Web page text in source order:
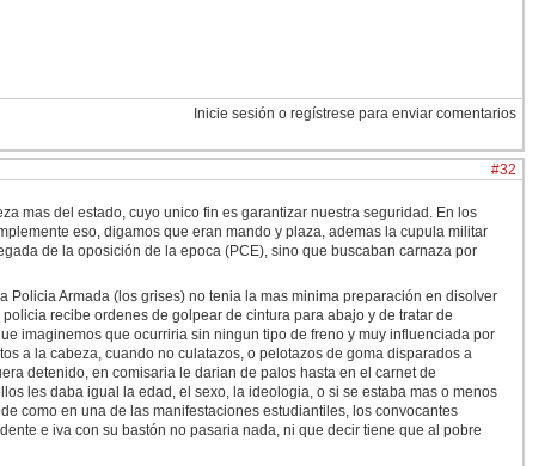
Inicie sesión o regístrese para enviar comentarios
#32
mas del estado, cuyo unico fin es garantizar nuestra seguridad. En los
eso, digamos que eran mando y plaza, ademas la cupula militar
de la oposición de la epoca (PCE), sino que buscaban carnaza por
Armada (los grises) no tenia la mas minima preparación en disolver
recibe ordenes de golpear de cintura para abajo y de tratar de
imaginemos que ocurriria sin ningun tipo de freno y muy influenciada por
a la cabeza, cuando no culatazos, o pelotazos de goma disparados a
detenido, en comisaria le darian de palos hasta en el carnet de
les daba igual la edad, el sexo, la ideologia, o si se estaba mas o menos
como en una de las manifestaciones estudiantiles, los convocantes
e iva con su bastón no pasaria nada, ni que decir tiene que al pobre